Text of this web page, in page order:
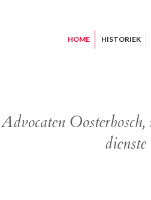
HOME HISTORIEK
Advocaten